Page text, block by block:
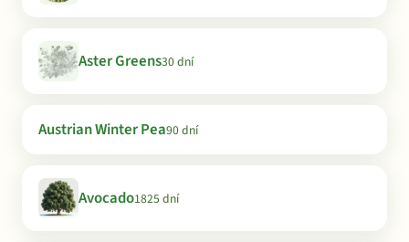
Aster Greens30 dní
Austrian Winter Pea90 dní
Avocado1825 dní